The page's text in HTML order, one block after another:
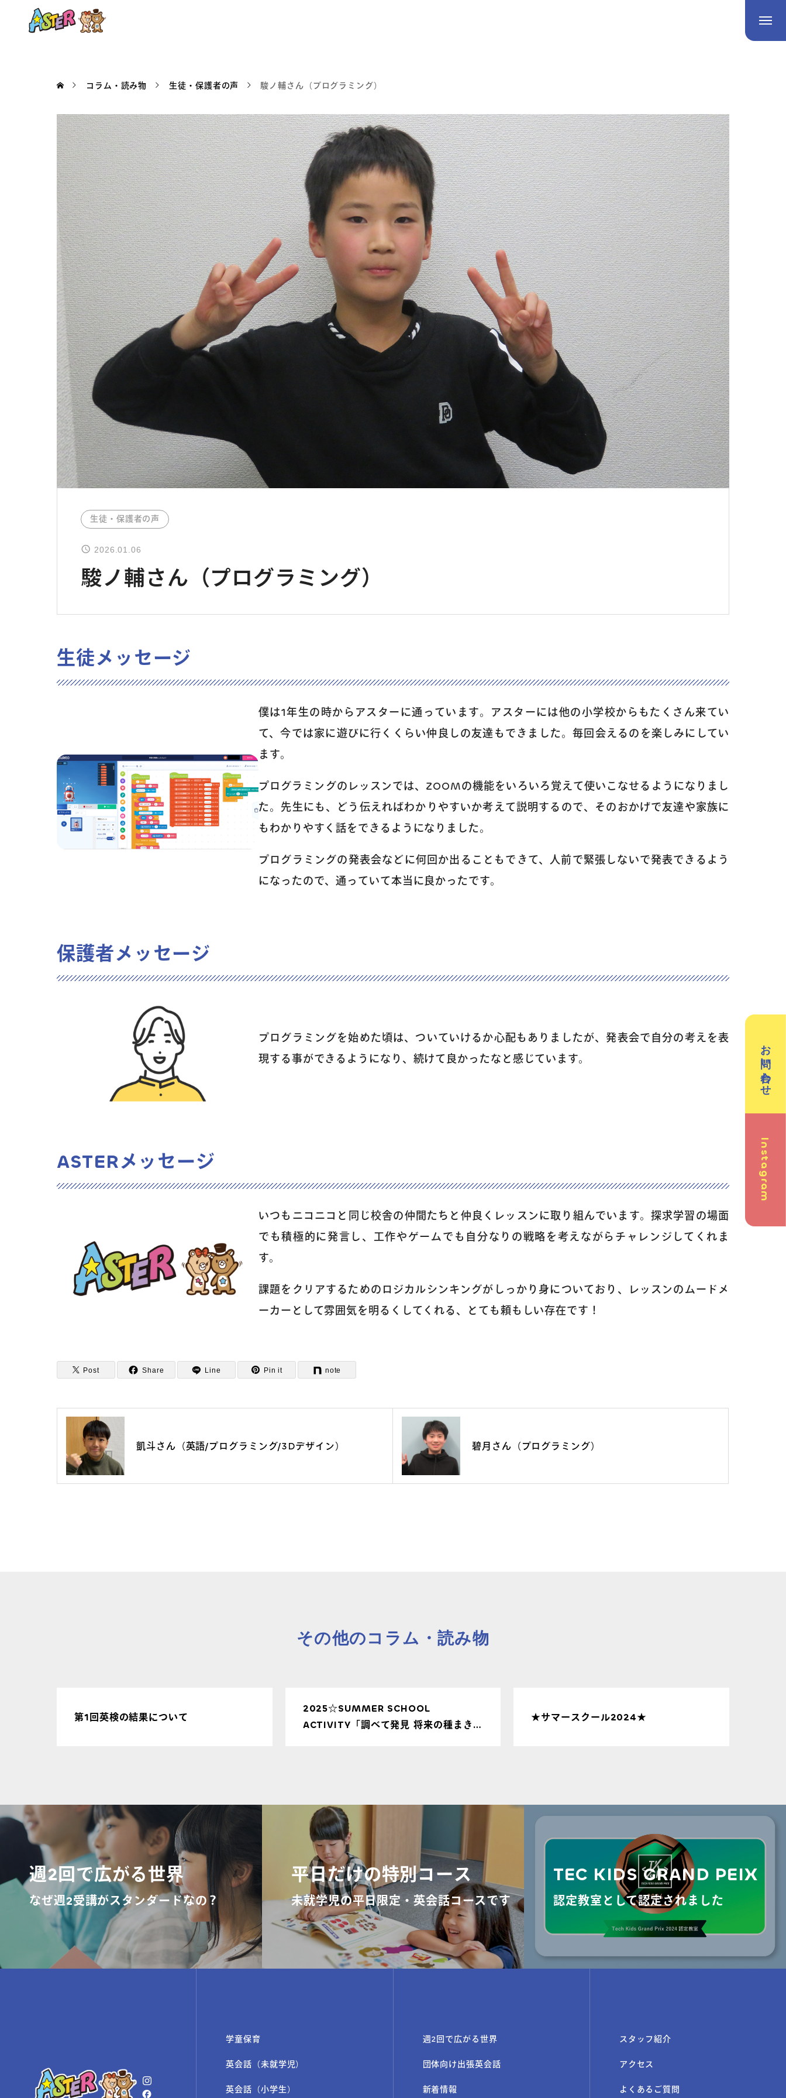
トップページ
コース案内
英会話／プログラミング／3Dデザイン／学童保育
よくあるご質問
団体向け出張英会話
コラム・読み物
お問い合わせ
Instagram
コラム・読み物 生徒・保護者の声 駿ノ輔さん（プログラミング）
生徒・保護者の声
2026.01.06
駿ノ輔さん（プログラミング）
生徒メッセージ
僕は1年生の時からアスターに通っています。アスターには他の小学校からもたくさん来てい
て、今では家に遊びに行くくらい仲良しの友達もできました。毎回会えるのを楽しみにしてい
ます。
プログラミングのレッスンでは、ZOOMの機能をいろいろ覚えて使いこなせるようになりまし
た。先生にも、どう伝えればわかりやすいか考えて説明するので、そのおかげで友達や家族に
もわかりやすく話をできるようになりました。
プログラミングの発表会などに何回か出ることもできて、人前で緊張しないで発表できるよう
になったので、通っていて本当に良かったです。
保護者メッセージ
プログラミングを始めた頃は、ついていけるか心配もありましたが、発表会で自分の考えを表
現する事ができるようになり、続けて良かったなと感じています。
ASTERメッセージ
いつもニコニコと同じ校舎の仲間たちと仲良くレッスンに取り組んでいます。探求学習の場面
でも積極的に発言し、工作やゲームでも自分なりの戦略を考えながらチャレンジしてくれま
す。
課題をクリアするためのロジカルシンキングがしっかり身についており、レッスンのムードメ
ーカーとして雰囲気を明るくしてくれる、とても頼もしい存在です！
Post Share Line Pin it note
凱斗さん（英語/プログラミング/3Dデザイン） 碧月さん（プログラミング）
その他のコラム・読み物
第1回英検の結果について
2025☆SUMMER SCHOOL
ACTIVITY「調べて発見 将来の種まきを
★サマースクール2024★
週2回で広がる世界
なぜ週2受講がスタンダードなの？
平日だけの特別コース
未就学児の平日限定・英会話コースです
TEC KIDS GRAND PEIX
認定教室として認定されました
学童保育
英会話（未就学児）
英会話（小学生）
週2回で広がる世界
団体向け出張英会話
新着情報
スタッフ紹介
アクセス
よくあるご質問